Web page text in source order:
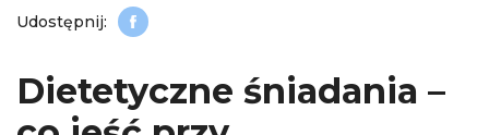
Dietetyczne śniadania –